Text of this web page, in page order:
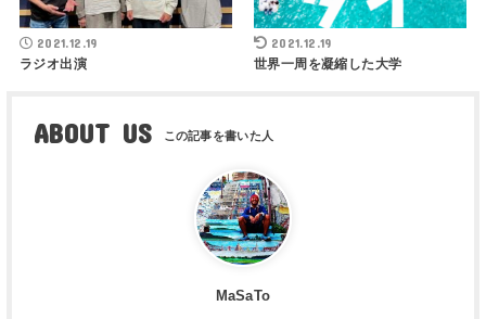
2021.12.19
ラジオ出演
2021.12.19
世界一周を凝縮した大学
ABOUT US
MaSaTo